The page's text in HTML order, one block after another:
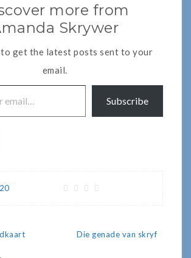
more from
Skrywer
to get the latest posts sent to your
email.
Subscribe
Die genade van skryf